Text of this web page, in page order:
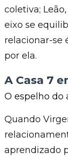
coletiva;
eixo se
relacionar-se
por ela.
A Casa 7
O espelho do
Quando
aprendizado